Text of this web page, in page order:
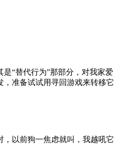
“替代行为”那部分，对我家爱
，准备试试用寻回游戏来转移它
，以前狗一焦虑就叫，我越吼它